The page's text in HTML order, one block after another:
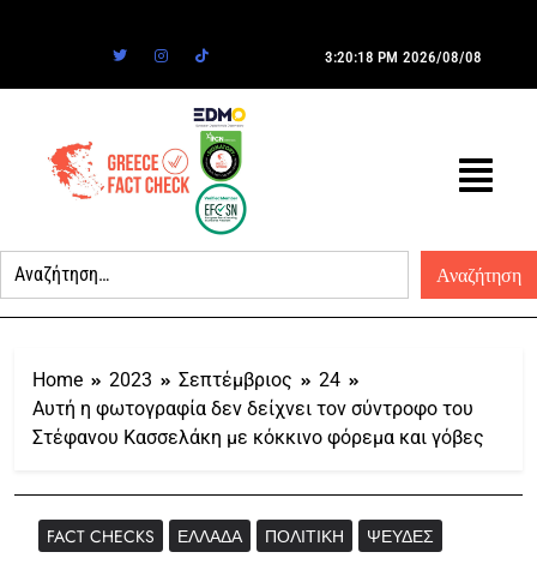
3:20:18 PM 2026/08/08
Home 2023 Σεπτέμβριος
24
Αυτή η φωτογραφία δεν δείχνει τον σύντροφο του
Στέφανου Κασσελάκη με κόκκινο φόρεμα και γόβες
FACT CHECKS ΕΛΛΆΔΑ ΠΟΛΙΤΙΚΉ ΨΕΥΔΈΣ